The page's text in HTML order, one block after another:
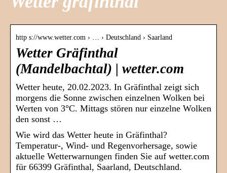
http s://www.wetter.com › … › Deutschland › Saarland
Wetter Gräfinthal
(Mandelbachtal) | wetter.com
Wetter heute, 20.02.2023. In Gräfinthal zeigt sich
morgens die Sonne zwischen einzelnen Wolken bei
Werten von 3°C. Mittags stören nur einzelne Wolken
den sonst …
Wie wird das Wetter heute in Gräfinthal?
Temperatur-, Wind- und Regenvorhersage, sowie
aktuelle Wetterwarnungen finden Sie auf wetter.com
für 66399 Gräfinthal, Saarland, Deutschland.